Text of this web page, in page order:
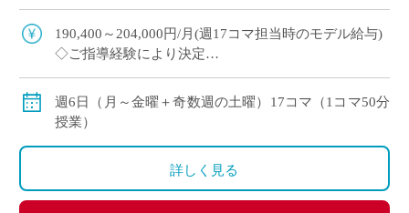
備もスムーズです！
190,400～204,000円/月(週17コマ担当時のモデル給与)
◇ご指導経験により決定
週6日（月～金曜＋奇数週の土曜）17コマ（1コマ50分
授業）
詳しく見る